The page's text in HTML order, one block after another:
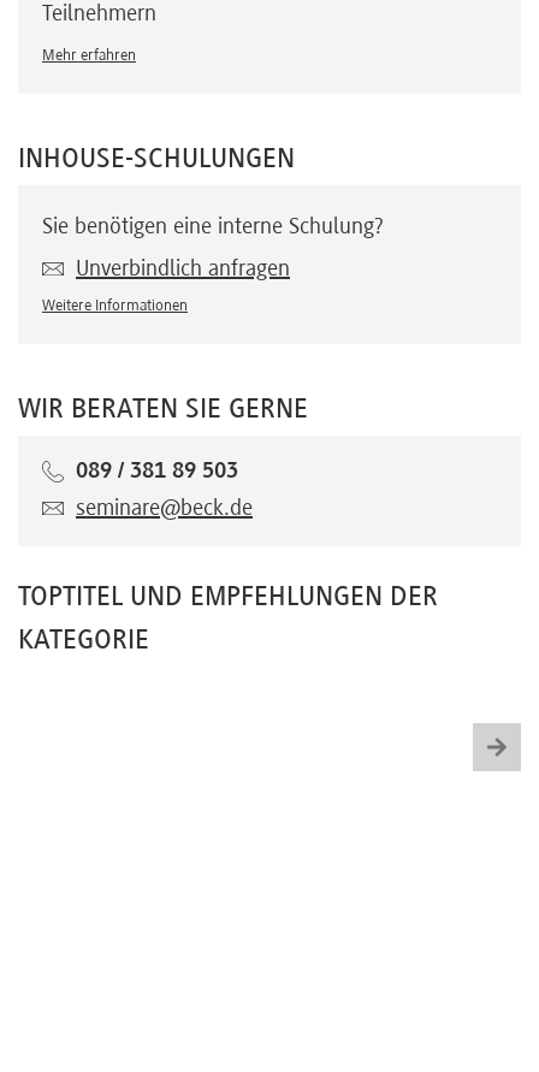
Teilnehmern
Mehr erfahren
INHOUSE-SCHULUNGEN
Sie benötigen eine interne Schulung?
Unverbindlich anfragen
Weitere Informationen
WIR BERATEN SIE GERNE
089 / 381 89 503
seminare@beck.de
TOPTITEL UND EMPFEHLUNGEN DER
KATEGORIE